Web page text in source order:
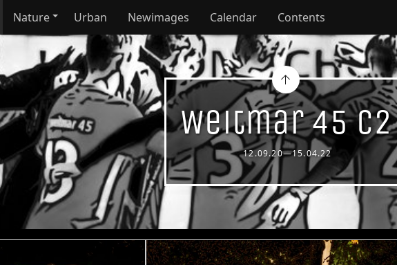
Nature Urban Newimages Calendar Contents
Weitmar 45 C2
12.09.20—15.04.22